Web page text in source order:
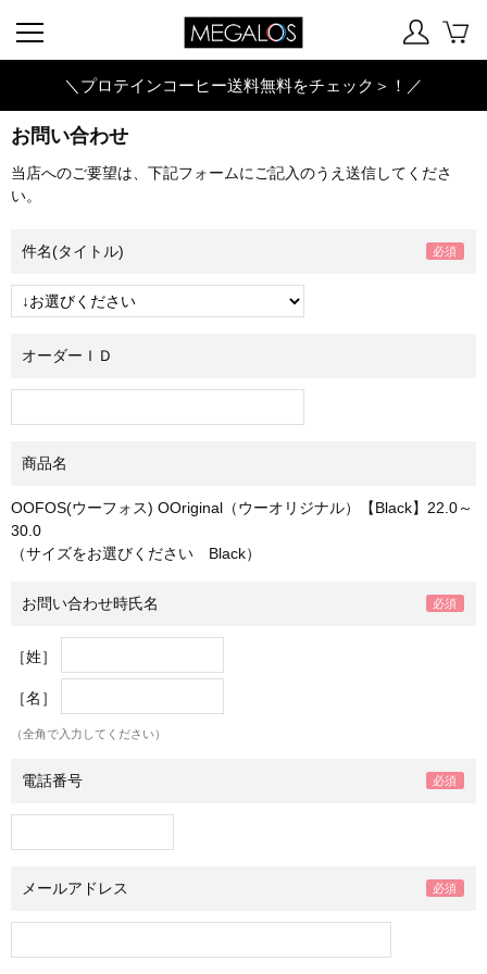
＼プロテインコーヒー送料無料をチェック＞！／
お問い合わせ
当店へのご要望は、下記フォームにご記入のうえ送信してくださ
い。
件名(タイトル)
オーダーＩＤ
商品名
OOFOS(ウーフォス) OOriginal（ウーオリジナル）【Black】22.0～
30.0
（サイズをお選びください Black）
お問い合わせ時氏名
［姓］
［名］
（全角で入力してください）
電話番号
メールアドレス